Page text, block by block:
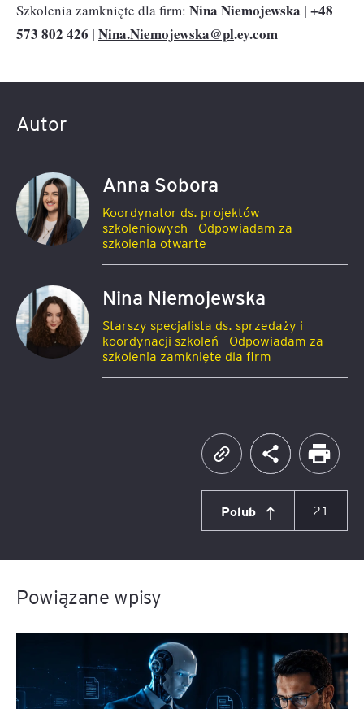
Szkolenia zamknięte dla firm: Nina Niemojewska | +48
573 802 426 | Nina.Niemojewska@pl.ey.com
Autor
Anna Sobora
Koordynator ds. projektów
szkoleniowych - Odpowiadam za
szkolenia otwarte
Nina Niemojewska
Starszy specjalista ds. sprzedaży i
koordynacji szkoleń - Odpowiadam za
szkolenia zamknięte dla firm
Polub 21
Powiązane wpisy